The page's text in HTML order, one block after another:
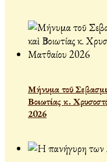
Μήνυμα τοῦ
Βοιωτίας κ.
2026